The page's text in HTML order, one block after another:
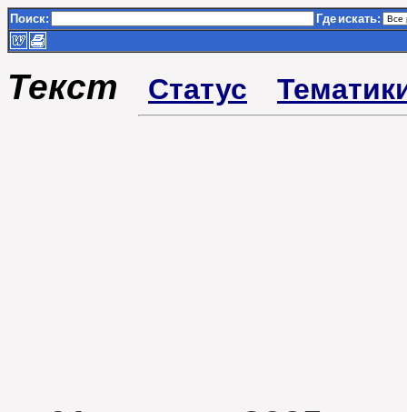
Поиск: Где искать:
Текст Статус